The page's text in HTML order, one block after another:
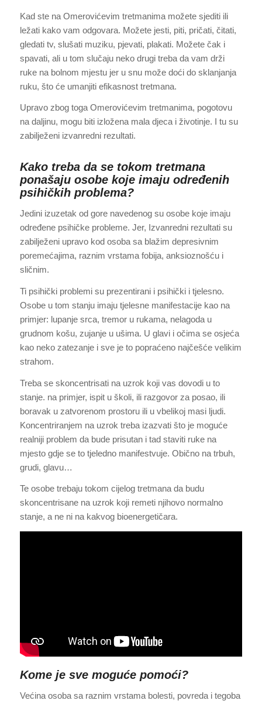
Kad ste na Omerovićevim tretmanima možete sjediti ili
ležati kako vam odgovara. Možete jesti, piti, pričati, čitati,
gledati tv, slušati muziku, pjevati, plakati. Možete čak i
spavati, ali u tom slučaju neko drugi treba da vam drži
ruke na bolnom mjestu jer u snu može doći do sklanjanja
ruku, što će umanjiti efikasnost tretmana.
Upravo zbog toga Omerovićevim tretmanima, pogotovu
na daljinu, mogu biti izložena mala djeca i životinje. I tu su
zabilježeni izvanredni rezultati.
Kako treba da se tokom tretmana
ponašaju osobe koje imaju određenih
psihičkih problema?
Jedini izuzetak od gore navedenog su osobe koje imaju
određene psihičke probleme. Jer, Izvanredni rezultati su
zabilježeni upravo kod osoba sa blažim depresivnim
poremećajima, raznim vrstama fobija, anksioznošću i
sličnim.
Ti psihički problemi su prezentirani i psihički i tjelesno.
Osobe u tom stanju imaju tjelesne manifestacije kao na
primjer: lupanje srca, tremor u rukama, nelagoda u
grudnom košu, zujanje u ušima. U glavi i očima se osjeća
kao neko zatezanje i sve je to popraćeno najčešće velikim
strahom.
Treba se skoncentrisati na uzrok koji vas dovodi u to
stanje. na primjer, ispit u školi, ili razgovor za posao, ili
boravak u zatvorenom prostoru ili u vbelikoj masi ljudi.
Koncentriranjem na uzrok treba izazvati što je moguće
realniji problem da bude prisutan i tad staviti ruke na
mjesto gdje se to tjeledno manifestvuje. Obično na trbuh,
grudi, glavu…
Te osobe trebaju tokom cijelog tretmana da budu
skoncentrisane na uzrok koji remeti njihovo normalno
stanje, a ne ni na kakvog bioenergetičara.
Kome je sve moguće pomoći?
Većina osoba sa raznim vrstama bolesti, povreda i tegoba